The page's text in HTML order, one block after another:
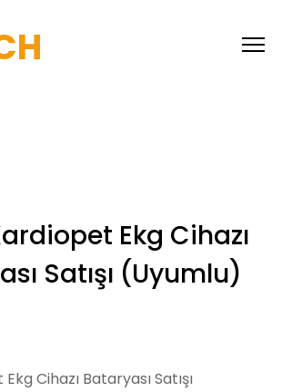
Ekg Cihazı
Satışı (Uyumlu)
Cihazı Bataryası Satışı